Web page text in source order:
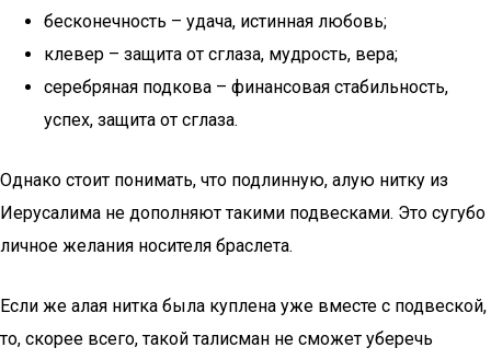
бесконечность – удача, истинная любовь;
клевер – защита от сглаза, мудрость, вера;
серебряная подкова – финансовая стабильность,
успех, защита от сглаза.
Однако стоит понимать, что подлинную, алую нитку из
Иерусалима не дополняют такими подвесками. Это сугубо
личное желания носителя браслета.
Если же алая нитка была куплена уже вместе с подвеской,
то, скорее всего, такой талисман не сможет уберечь